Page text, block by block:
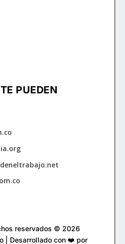
PUEDEN
reservados © 2026
| Desarrollado con ❤️ por